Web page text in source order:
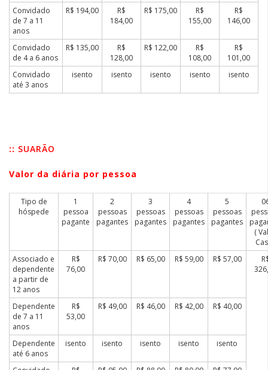
Convidado
de 7 a 11
anos
R$ 194,00
R$
184,00
R$ 175,00
R$
155,00
R$
146,00
Convidado
de 4 a 6 anos
R$ 135,00
R$
128,00
R$ 122,00
R$
108,00
R$
101,00
Convidado
até 3 anos
isento isento isento isento isento
:: SUARÃO
Valor da diária por pessoa
Tipo de
hóspede
1
pessoa
pagante
2
pessoas
pagantes
3
pessoas
pagantes
4
pessoas
pagantes
5
pessoas
pagantes
(
Associado e
dependente
a partir de
12 anos
R$
76,00
R$ 70,00 R$ 65,00 R$ 59,00 R$ 57,00
Dependente
de 7 a 11
anos
R$
53,00
R$ 49,00 R$ 46,00 R$ 42,00 R$ 40,00
Dependente
até 6 anos
isento isento isento isento isento